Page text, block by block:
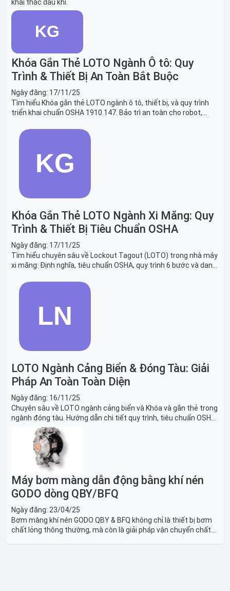
khai thác dầu khí.
Khóa Gắn Thẻ LOTO Ngành Ô tô: Quy
Trình & Thiết Bị An Toàn Bắt Buộc
Ngày đăng: 17/11/25
Tìm hiểu Khóa gắn thẻ LOTO ngành ô tô, thiết bị, và quy trình
triển khai chuẩn OSHA 1910.147. Bảo trì an toàn cho robot,
Khóa Gắn Thẻ LOTO Ngành Xi Măng: Quy
Trình & Thiết Bị Tiêu Chuẩn OSHA
Ngày đăng: 17/11/25
Tìm hiểu chuyên sâu về Lockout Tagout (LOTO) trong nhà máy
xi măng: Định nghĩa, tiêu chuẩn OSHA, quy trình 6 bước và danh
nghiền an toàn.
LOTO Ngành Cảng Biển & Đóng Tàu: Giải
Pháp An Toàn Toàn Diện
Ngày đăng: 16/11/25
Chuyên sâu về LOTO ngành cảng biển và Khóa và gắn thẻ trong
ngành đóng tàu. Hướng dẫn chi tiết quy trình, tiêu chuẩn OSHA,
thiết bị và Giải pháp LOTO trong công nghiệp đóng tàu toàn
Máy bơm màng dẫn động bằng khí nén
GODO dòng QBY/BFQ
Ngày đăng: 23/04/25
Bơm màng khí nén GODO QBY & BFQ không chỉ là thiết bị bơm
chất lỏng thông thường, mà còn là giải pháp vận chuyển chất